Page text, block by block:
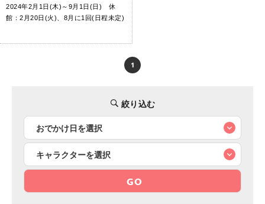
2024年2月1日(木)～9月1日(日) 休
館：2月20日(火)、8月に1回(日程未定)
1
絞り込む
GO